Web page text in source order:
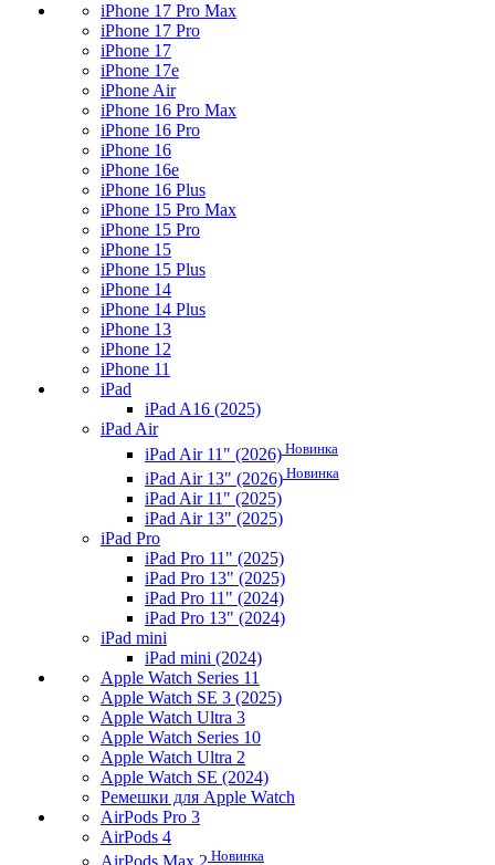
iPhone 17 Pro Max
iPhone 17 Pro
iPhone 17
iPhone 17e
iPhone Air
iPhone 16 Pro Max
iPhone 16 Pro
iPhone 16
iPhone 16e
iPhone 16 Plus
iPhone 15 Pro Max
iPhone 15 Pro
iPhone 15
iPhone 15 Plus
iPhone 14
iPhone 14 Plus
iPhone 13
iPhone 12
iPhone 11
iPad
iPad A16 (2025)
iPad Air
iPad Air 11" (2026) Новинка
iPad Air 13" (2026) Новинка
iPad Air 11" (2025)
iPad Air 13" (2025)
iPad Pro
iPad Pro 11" (2025)
iPad Pro 13" (2025)
iPad Pro 11" (2024)
iPad Pro 13" (2024)
iPad mini
iPad mini (2024)
Apple Watch Series 11
Apple Watch SE 3 (2025)
Apple Watch Ultra 3
Apple Watch Series 10
Apple Watch Ultra 2
Apple Watch SE (2024)
Ремешки для Apple Watch
AirPods Pro 3
AirPods 4
Новинка